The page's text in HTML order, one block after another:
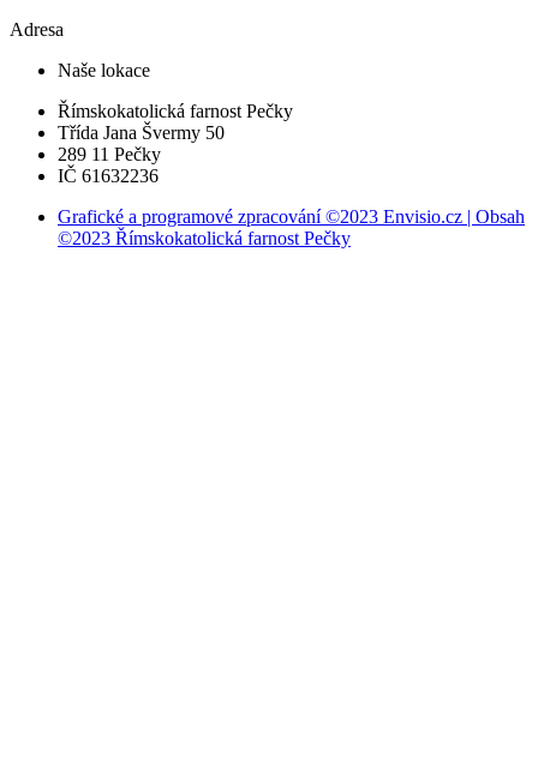
Adresa
Naše lokace
Římskokatolická farnost Pečky
Třída Jana Švermy 50
289 11 Pečky
IČ 61632236
Grafické a programové zpracování ©2023 Envisio.cz | Obsah
©2023 Římskokatolická farnost Pečky